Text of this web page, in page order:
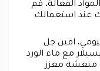
الفعالة، قم
وذلك عند استعمالك
افين جل
مع ماء الورد
منعشة معزز